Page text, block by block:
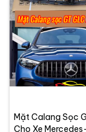
Mặt Calang Sọc
Cho Xe